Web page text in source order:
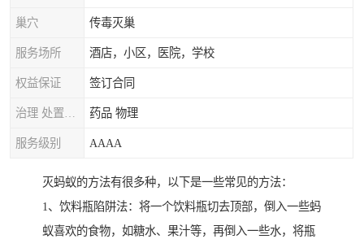
巢穴 传毒灭巢
服务场所 酒店，小区，医院，学校
权益保证 签订合同
药品 物理
服务级别 AAAA
灭蚂蚁的方法有很多种，以下是一些常见的方法：
1、饮料瓶陷阱法：将一个饮料瓶切去顶部，倒入一些蚂
蚁喜欢的食物，如糖水、果汁等，再倒入一些水，将瓶